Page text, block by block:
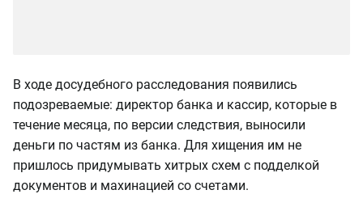
В ходе досудебного расследования появились
подозреваемые: директор банка и кассир, которые в
течение месяца, по версии следствия, выносили
деньги по частям из банка. Для хищения им не
пришлось придумывать хитрых схем с подделкой
документов и махинацией со счетами.